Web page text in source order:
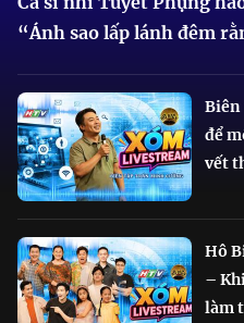
“Ánh sao lấp lánh đêm
Biên
để
vết
Hô
–
làm